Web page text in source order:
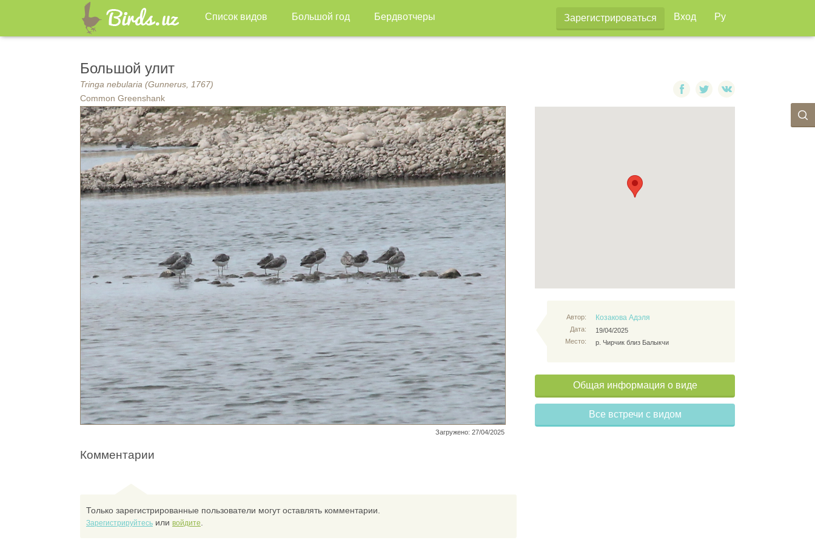
Список видов Большой год Бердвотчеры Зарегистрироваться Вход Ру
Большой улит
Tringa nebularia (Gunnerus, 1767)
Common Greenshank
Загружено: 27/04/2025
Автор:
Дата:
Место:
Козакова Адэля
19/04/2025
р. Чирчик близ Балыкчи
Общая информация о виде
Все встречи с видом
Комментарии
Только зарегистрированные пользователи могут оставлять комментарии.
Зарегистрируйтесь или войдите